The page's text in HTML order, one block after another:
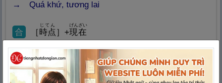
Quá khứ, tương lai
合
Nghĩa: Hợp, vừa ý, hợp lại
［時点
じてん
］+現在
げんざい
80. 時
りんじ
LÂM THỜI